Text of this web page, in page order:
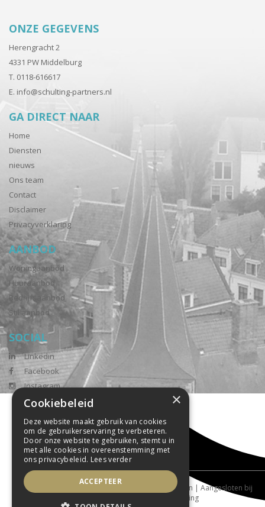
ONZE GEGEVENS
Herengracht 2
4331 PW Middelburg
T. 0118-616617
E. info@schulting-partners.nl
GA DIRECT NAAR
Home
Diensten
nieuws
Ons team
Contact
Disclaimer
Privacyverklaring
AANBOD
Woningaanbod
Huuraanbod
Bedrijfsaanbod
Stil aanbod
SOCIAL
Linkedin
Facebook
Instagram
Powered by Goes & Roos Alle rechten voorbehouden | Aangesloten bij
Privacyverklaring
×
Cookiebeleid
Deze website maakt gebruik van cookies
om de gebruikerservaring te verbeteren.
Door onze website te gebruiken, stemt u in
met alle cookies in overeenstemming met
ons privacybeleid. Lees verder
ACCEPTEER